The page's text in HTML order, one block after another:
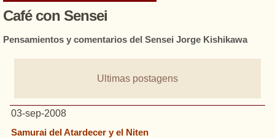
Café con Sensei
Pensamientos y comentarios del Sensei Jorge Kishikawa
Ultimas postagens
03-sep-2008
Samurai del Atardecer y el Niten